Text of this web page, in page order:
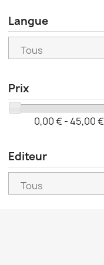
Langue
Prix
0,00 € - 45,00 €
Editeur